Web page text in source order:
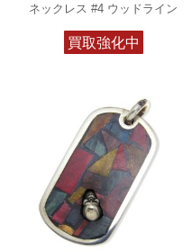
ネックレス #4 ウッドライン
買取強化中